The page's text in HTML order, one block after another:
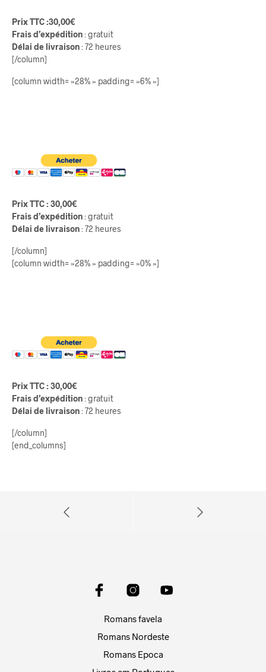
Prix TTC:30,00€
Frais d’expédition: gratuit
Délai de livraison: 72 heures
[/column]
[column width= »28% » padding= »6% »]
Prix TTC: 30,00€
Frais d’expédition: gratuit
Délai de livraison: 72 heures
[/column]
[column width= »28% » padding= »0% »]
Prix TTC: 30,00€
Frais d’expédition: gratuit
Délai de livraison: 72 heures
[/column]
[end_columns]
Romans favela
Romans Nordeste
Romans Epoca